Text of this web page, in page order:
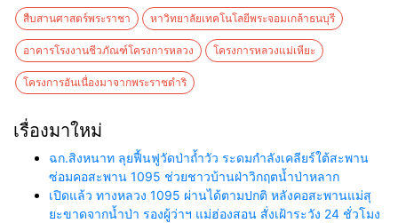
สืบสานศาสตร์พระราชา หาวิทยาลัยเทคโนโลยีพระจอมเกล้าธนบุรี
อาคารโรงงานชีวภัณฑ์โครงการหลวง โครงการหลวงแม่เหียะ
โครงการอันเนื่องมาจากพระราชดำริ
เรื่องมาใหม่
ฉก.สิงหนาท ลุยฟื้นฟูวัดป่าถ้ำวัว ระดมกำลังเคลียร์ใต้สะพาน
ซ่อมคอสะพาน 1095 ช่วยชาวบ้านฝ่าวิกฤตน้ำป่าหลาก
เปิดแล้ว ทางหลวง 1095 ผ่านได้ตามปกติ หลังคอสะพานแม่สุ
ยะขาดจากน้ำป่า รองผู้ว่าฯ แม่ฮ่องสอน สั่งเฝ้าระวัง 24 ชั่วโมง